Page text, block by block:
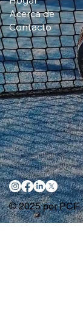
Acerca de
Contacto
© 2025 por PCF